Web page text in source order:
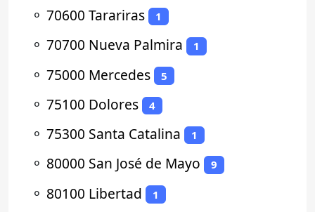
⚬ 70600 Tarariras 1
⚬ 70700 Nueva Palmira 1
⚬ 75000 Mercedes 5
⚬ 75100 Dolores 4
⚬ 75300 Santa Catalina 1
⚬ 80000 San José de Mayo 9
⚬ 80100 Libertad 1